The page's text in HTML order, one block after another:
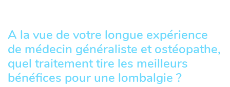
A la vue de votre longue expérience
de médecin généraliste et ostéopathe,
quel traitement tire les meilleurs
bénéfices pour une lombalgie ?